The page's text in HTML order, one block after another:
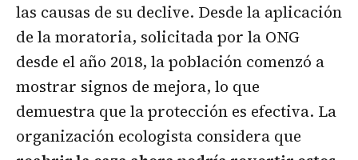
las causas de su declive. Desde la aplicación
de la moratoria, solicitada por la ONG
desde el año 2018, la población comenzó a
mostrar signos de mejora, lo que
demuestra que la protección es efectiva. La
organización ecologista considera que